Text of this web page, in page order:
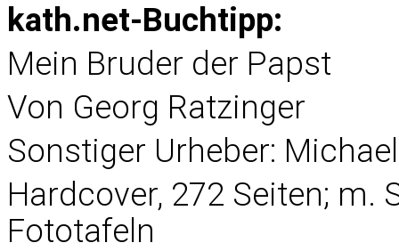
kath.net-Buchtipp:
Mein Bruder der Papst
Von Georg Ratzinger
Sonstiger Urheber:
Hardcover, 272 Seiten; m.
Fototafeln